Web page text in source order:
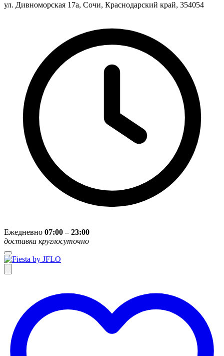
ул. Дивноморская 17а, Сочи, Краснодарский край, 354054
Ежедневно 07:00 – 23:00
доставка круглосуточно